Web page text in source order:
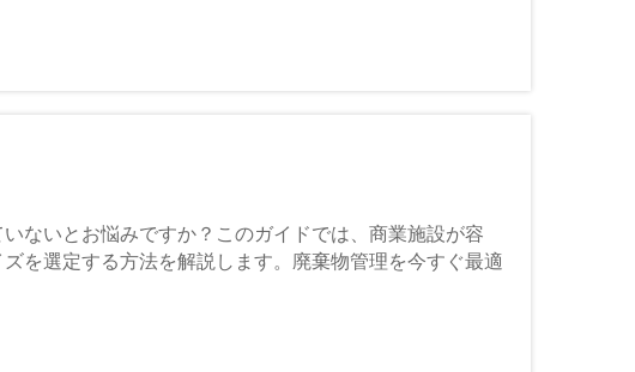
ないとお悩みですか？このガイドでは、商業施設が容
を選定する方法を解説します。廃棄物管理を今すぐ最適